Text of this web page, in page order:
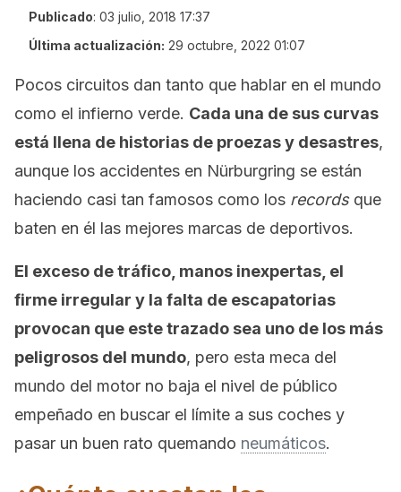
Publicado: 03 julio, 2018 17:37
Última actualización: 29 octubre, 2022 01:07
Pocos circuitos dan tanto que hablar en el mundo
como el infierno verde. Cada una de sus curvas
está llena de historias de proezas y desastres,
aunque los accidentes en Nürburgring se están
haciendo casi tan famosos como los recordsque
baten en él las mejores marcas de deportivos.
El exceso de tráfico, manos inexpertas, el
firme irregular y la falta de escapatorias
provocan que este trazado sea uno de los más
peligrosos del mundo, pero esta meca del
mundo del motor no baja el nivel de público
empeñado en buscar el límite a sus coches y
pasar un buen rato quemando neumáticos.